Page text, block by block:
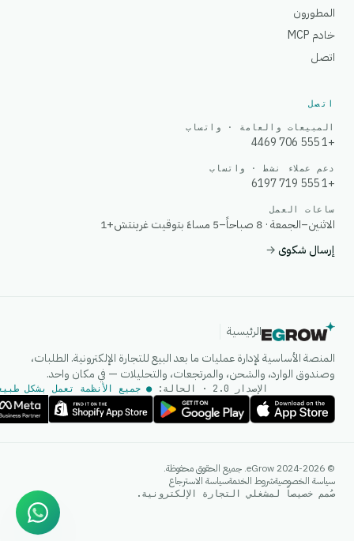
المطورون
خادم MCP
اتصل
اتصل
المبيعات والعامة · واتساب
+1 555 706 4469
دعم عملاء نشط · واتساب
+1 555 719 6197
ساعات العمل
الاثنين–الجمعة · 8 صباحاً–5 مساءً بتوقيت غرينتش+1
إرسال شكوى→
الرئيسية
المنصة الأساسية لإدارة عمليات ما بعد البيع للتجارة الإلكترونية. الطلبات،
وصندوق الوارد، والشحن، والمرتجعات، والتحليلات — في مكان واحد.
الإصدار 2.0 · الحالة: ● جميع الأنظمة تعمل بشكل
© 2024-2026 eGrow. جميع الحقوق محفوظة.
سياسة الخصوصيةشروط الخدمةسياسة الاسترجاع
صُمم خصيصاً لمشغلي التجارة الإلكترونية.
إجابات فورية على واتساب